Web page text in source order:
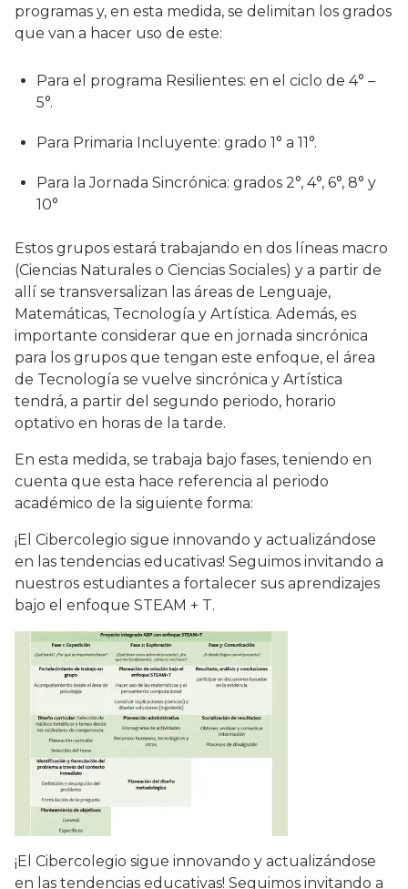
programas y, en esta medida, se delimitan los grados
que van a hacer uso de este:
Para el programa Resilientes: en el ciclo de 4° –
5°.
Para Primaria Incluyente: grado 1° a 11°.
Para la Jornada Sincrónica: grados 2°, 4°, 6°, 8° y
10°
Estos grupos estará trabajando en dos líneas macro
(Ciencias Naturales o Ciencias Sociales) y a partir de
allí se transversalizan las áreas de Lenguaje,
Matemáticas, Tecnología y Artística. Además, es
importante considerar que en jornada sincrónica
para los grupos que tengan este enfoque, el área
de Tecnología se vuelve sincrónica y Artística
tendrá, a partir del segundo periodo, horario
optativo en horas de la tarde.
En esta medida, se trabaja bajo fases, teniendo en
cuenta que esta hace referencia al periodo
académico de la siguiente forma:
¡El Cibercolegio sigue innovando y actualizándose
en las tendencias educativas! Seguimos invitando a
nuestros estudiantes a fortalecer sus aprendizajes
bajo el enfoque STEAM + T.
¡El Cibercolegio sigue innovando y actualizándose
en las tendencias educativas! Seguimos invitando a